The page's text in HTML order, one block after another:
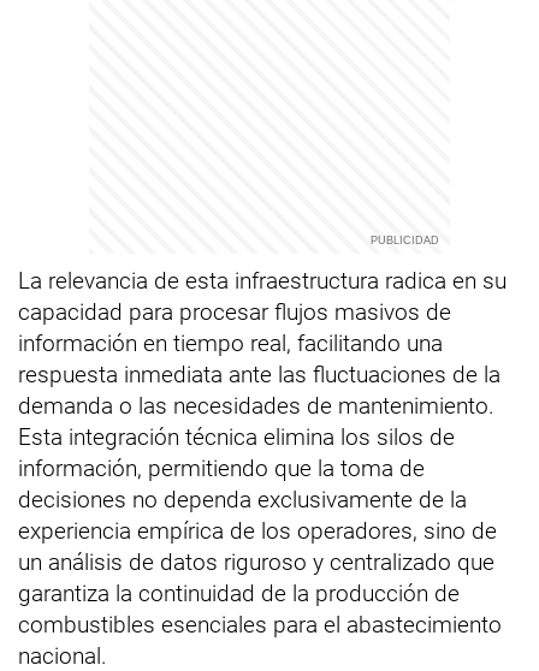
La relevancia de esta infraestructura radica en su
capacidad para procesar flujos masivos de
información en tiempo real, facilitando una
respuesta inmediata ante las fluctuaciones de la
demanda o las necesidades de mantenimiento.
Esta integración técnica elimina los silos de
información, permitiendo que la toma de
decisiones no dependa exclusivamente de la
experiencia empírica de los operadores, sino de
un análisis de datos riguroso y centralizado que
garantiza la continuidad de la producción de
combustibles esenciales para el abastecimiento
nacional.